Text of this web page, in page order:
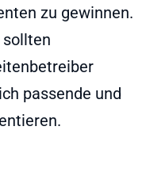
zu gewinnen.
passende und